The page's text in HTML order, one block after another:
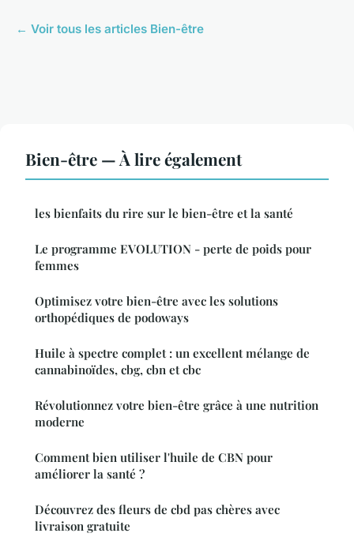
← Voir tous les articles Bien-être
Bien-être — À lire également
les bienfaits du rire sur le bien-être et la santé
Le programme EVOLUTION - perte de poids pour
femmes
Optimisez votre bien-être avec les solutions
orthopédiques de podoways
Huile à spectre complet : un excellent mélange de
cannabinoïdes, cbg, cbn et cbc
Révolutionnez votre bien-être grâce à une nutrition
moderne
Comment bien utiliser l'huile de CBN pour
améliorer la santé ?
Découvrez des fleurs de cbd pas chères avec
livraison gratuite